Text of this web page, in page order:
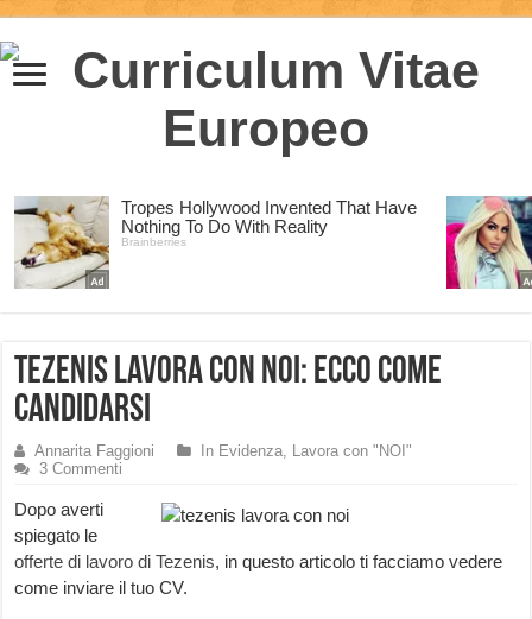
Tezenis Lavora con Noi: ecco come
candidarsi
Annarita Faggioni In Evidenza, Lavora con "NOI"
3 Commenti
Dopo averti
spiegato le
offerte di lavoro di Tezenis, in questo articolo ti facciamo vedere
come inviare il tuo CV.